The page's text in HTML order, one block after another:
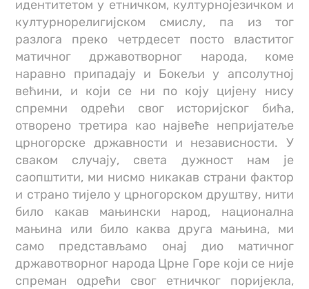
идентитетом у етничком, културнојезичком и
културнорелигијском смислу, па из тог
разлога преко четрдесет посто властитог
матичног државотворног народа, коме
наравно припадају и Бокељи у апсолутној
већини, и који се ни по коју цијену нису
спремни одрећи свог историјског бића,
отворено третира као највеће непријатеље
црногорске државности и независности. У
сваком случају, света дужност нам је
саопштити, ми нисмо никакав страни фактор
и страно тијело у црногорском друштву, нити
било какав мањински народ, национална
мањина или било каква друга мањина, ми
само представљамо онај дио матичног
државотворног народа Црне Горе који се није
спреман одрећи свог етничког поријекла,